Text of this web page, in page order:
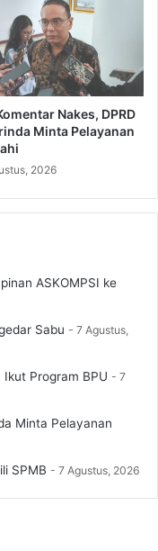
Nakes, DPRD
Minta Pelayanan
2026
ASKOMPSI ke
Sabu
7 Agustus,
Ikut Program BPU
7
Minta Pelayanan
SPMB 7 Agustus, 2026